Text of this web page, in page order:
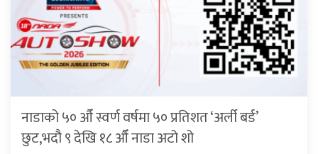
नाडाको ५० औँ स्वर्ण वर्षमा ५० प्रतिशत ‘अर्ली बर्ड’
छुट,भदौ ९ देखि १८ औँ नाडा अटो शो